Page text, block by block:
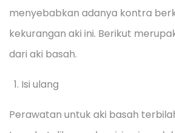
menyebabkan adanya kontra
kekurangan aki ini. Berikut
dari aki basah.
Isi ulang
Perawatan untuk aki basah